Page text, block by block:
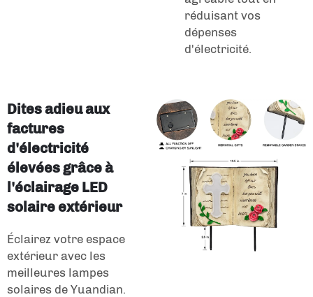
réduisant vos
dépenses
d'électricité.
Dites adieu aux
factures
d'électricité
élevées grâce à
l'éclairage LED
solaire extérieur
Éclairez votre espace
extérieur avec les
meilleures lampes
solaires de Yuandian.